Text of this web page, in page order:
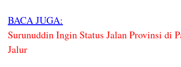
BACA JUGA:
Surunuddin Ingin Status Jalan Provinsi di
Jalur